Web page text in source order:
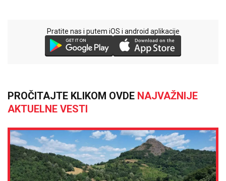
Pratite nas i putem iOS i android aplikacije
PROČITAJTE KLIKOM OVDE NAJVAŽNIJE
AKTUELNE VESTI